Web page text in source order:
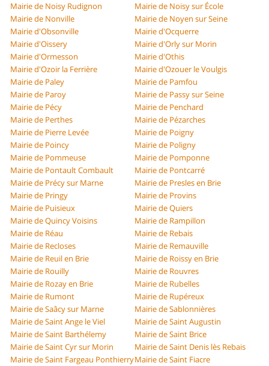
Mairie de Noisy Rudignon
Mairie de Noisy sur École
Mairie de Nonville
Mairie de Noyen sur Seine
Mairie d'Obsonville
Mairie d'Ocquerre
Mairie d'Oissery
Mairie d'Orly sur Morin
Mairie d'Ormesson
Mairie d'Othis
Mairie d'Ozoir la Ferrière
Mairie d'Ozouer le Voulgis
Mairie de Paley
Mairie de Pamfou
Mairie de Paroy
Mairie de Passy sur Seine
Mairie de Pécy
Mairie de Penchard
Mairie de Perthes
Mairie de Pézarches
Mairie de Pierre Levée
Mairie de Poigny
Mairie de Poincy
Mairie de Poligny
Mairie de Pommeuse
Mairie de Pomponne
Mairie de Pontault Combault
Mairie de Pontcarré
Mairie de Précy sur Marne
Mairie de Presles en Brie
Mairie de Pringy
Mairie de Provins
Mairie de Puisieux
Mairie de Quiers
Mairie de Quincy Voisins
Mairie de Rampillon
Mairie de Réau
Mairie de Rebais
Mairie de Recloses
Mairie de Remauville
Mairie de Reuil en Brie
Mairie de Roissy en Brie
Mairie de Rouilly
Mairie de Rouvres
Mairie de Rozay en Brie
Mairie de Rubelles
Mairie de Rumont
Mairie de Rupéreux
Mairie de Saâcy sur Marne
Mairie de Sablonnières
Mairie de Saint Ange le Viel
Mairie de Saint Augustin
Mairie de Saint Barthélemy
Mairie de Saint Brice
Mairie de Saint Cyr sur Morin
Mairie de Saint Denis lès Rebais
Mairie de Saint Fargeau PonthierryMairie de Saint Fiacre